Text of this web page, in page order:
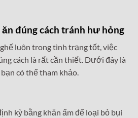
đúng cách tránh hư hỏng
luôn trong tình trạng tốt, việc
cách là rất cần thiết. Dưới đây là
có thể tham khảo.
kỳ bằng khăn ẩm để loại bỏ bụi